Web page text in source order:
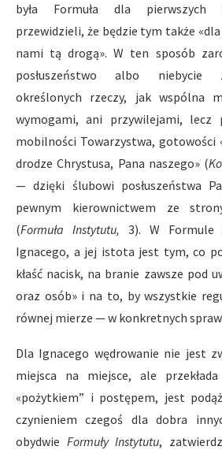
była Formuła dla pierwszych
przewidzieli, że będzie tym także
nami tą drogą». W ten sposób
posłuszeństwo albo niebycie
określonych rzeczy, jak wspólna
wymogami, ani przywilejami, lecz
mobilności Towarzystwa, gotowości
drodze Chrystusa, Pana naszego» (
— dzięki ślubowi posłuszeństwa
pewnym kierownictwem ze
(Formuła Instytutu, 3). W Formule
Ignacego, a jej istota jest tym, co
kłaść nacisk, na branie zawsze pod
oraz osób» i na to, by wszystkie
równej mierze — w konkretnych
Dla Ignacego wędrowanie nie jest
miejsca na miejsce, ale
«pożytkiem” i postępem, jest
czynieniem czegoś dla dobra
obydwie Formuły Instytutu,